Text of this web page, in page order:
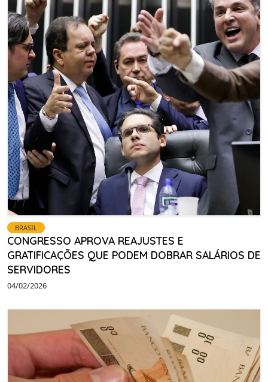
BRASIL
CONGRESSO APROVA REAJUSTES E
GRATIFICAÇÕES QUE PODEM DOBRAR SALÁRIOS DE
SERVIDORES
04/02/2026